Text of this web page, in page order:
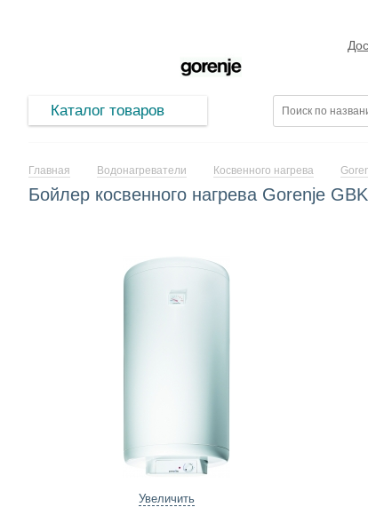
Каталог товаров
Главная Водонагреватели Косвенного нагрева
Бойлер косвенного нагрева Gorenje
Увеличить